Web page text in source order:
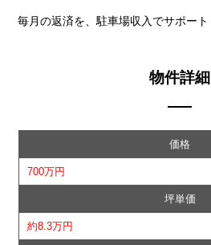
毎月の返済を、駐車場収入でサポート
物件詳細
価格
700万円
坪単価
約8.3万円